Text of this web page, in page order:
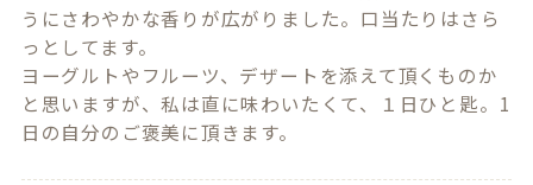
うにさわやかな香りが広がりました。口当たりはさら
っとしてます。
ヨーグルトやフルーツ、デザートを添えて頂くものか
と思いますが、私は直に味わいたくて、１日ひと匙。1
日の自分のご褒美に頂きます。